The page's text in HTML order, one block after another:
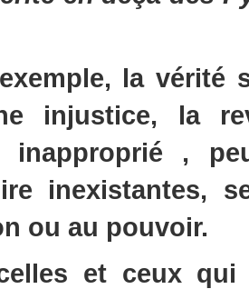
la vérité
injustice, la
inapproprié ,
inexistantes,
ou au pouvoir.
et ceux